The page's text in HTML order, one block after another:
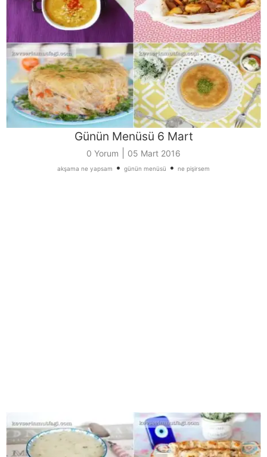
Günün Menüsü 6 Mart
0 Yorum 05 Mart 2016
akşama ne yapsam • günün menüsü • ne pişirsem